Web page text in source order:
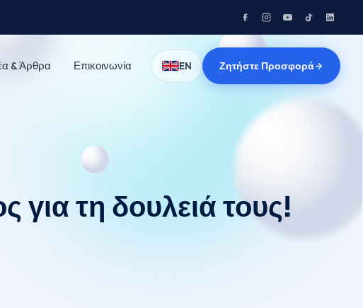
& Άρθρα Επικοινωνία EN Ζητήστε Προσφορά
τη δουλειά τους!